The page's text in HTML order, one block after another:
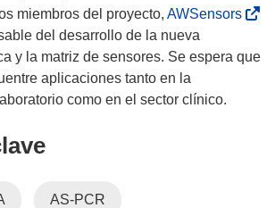
n
a
miembros del proyecto, AWSensors(
e
del desarrollo de la nueva
y la matriz de sensores. Se espera que
aplicaciones tanto en la
como en el sector clínico.
AS-PCR